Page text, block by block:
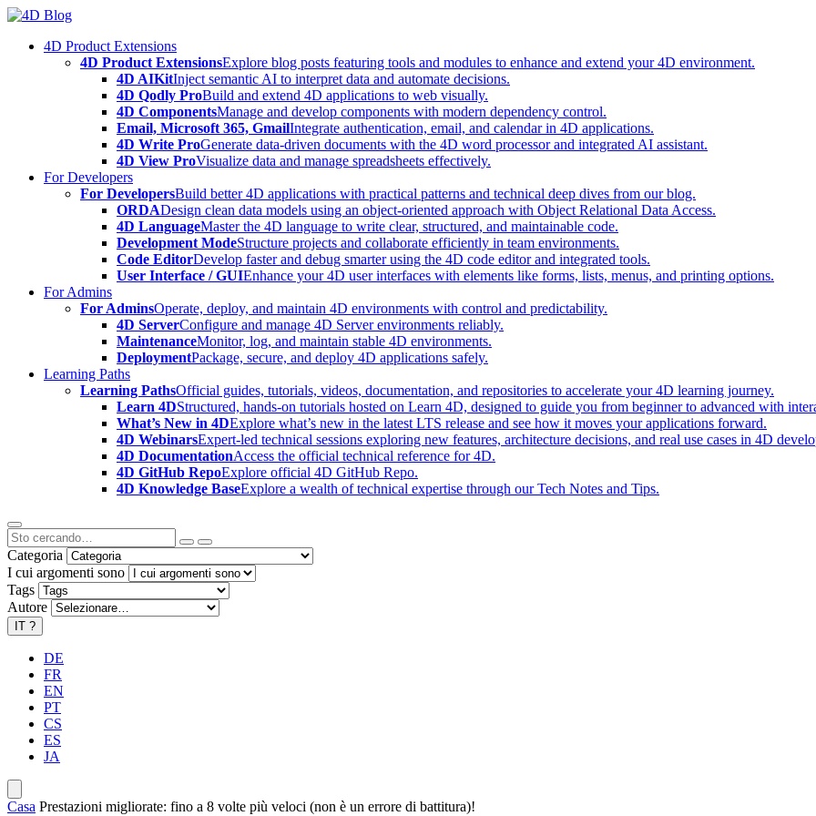
Skip
content4D Product Extensions
4D Product ExtensionsExplore blog posts featuring tools and modules to enhance and extend your 4D environment.
4D AIKitInject semantic AI to interpret data and automate decisions.
4D Qodly ProBuild and extend 4D applications to web visually.
4D ComponentsManage and develop components with modern dependency control.
Email, Microsoft 365, GmailIntegrate authentication, email, and calendar in 4D applications.
4D Write ProGenerate data-driven documents with the 4D word processor and integrated AI assistant.
4D View ProVisualize data and manage spreadsheets effectively.
For Developers
For DevelopersBuild better 4D applications with practical patterns and technical deep dives from our blog.
ORDADesign clean data models using an object-oriented approach with Object Relational Data Access.
4D LanguageMaster the 4D language to write clear, structured, and maintainable code.
Development ModeStructure projects and collaborate efficiently in team environments.
Code EditorDevelop faster and debug smarter using the 4D code editor and integrated tools.
User Interface / GUIEnhance your 4D user interfaces with elements like forms, lists, menus, and printing options.
For Admins
For AdminsOperate, deploy, and maintain 4D environments with control and predictability.
4D ServerConfigure and manage 4D Server environments reliably.
MaintenanceMonitor, log, and maintain stable 4D environments.
DeploymentPackage, secure, and deploy 4D applications safely.
Learning Paths
Learning PathsOfficial guides, tutorials, videos, documentation, and repositories to accelerate your 4D learning journey.
Learn 4DStructured, hands-on tutorials hosted on Learn 4D, designed to guide you from beginner to advanced with
What’s New in 4DExplore what’s new in the latest LTS release and see how it moves your applications forward.
4D WebinarsExpert-led technical sessions exploring new features, architecture decisions, and real use cases in 4D
4D DocumentationAccess the official technical reference for 4D.
4D GitHub RepoExplore official 4D GitHub Repo.
4D Knowledge BaseExplore a wealth of technical expertise through our Tech Notes and Tips.
Categoria
I cui argomenti sono
Tags
Autore
IT ?
DE
FR
EN
PT
CS
ES
JA
Casa Prestazioni migliorate: fino a 8 volte più veloci (non è un errore di battitura)!